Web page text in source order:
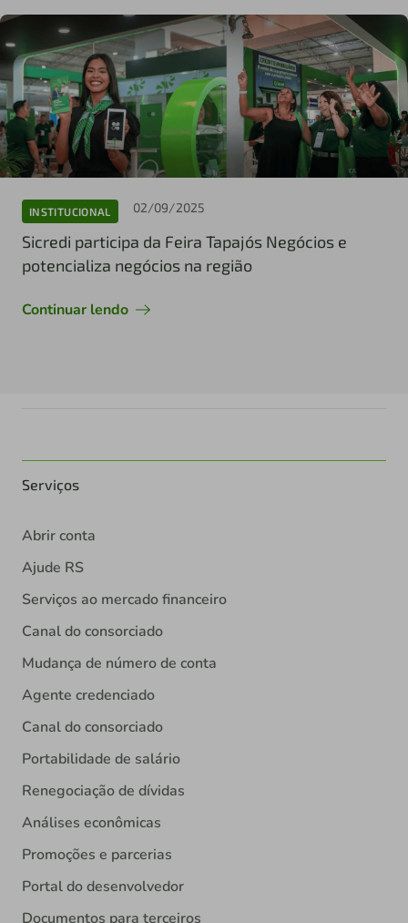
INSTITUCIONAL 02/09/2025
Sicredi participa da Feira Tapajós Negócios e
potencializa negócios na região
Continuar lendo
Serviços
Abrir conta
Ajude RS
Serviços ao mercado financeiro
Canal do consorciado
Mudança de número de conta
Agente credenciado
Canal do consorciado
Portabilidade de salário
Renegociação de dívidas
Análises econômicas
Promoções e parcerias
Portal do desenvolvedor
Documentos para terceiros